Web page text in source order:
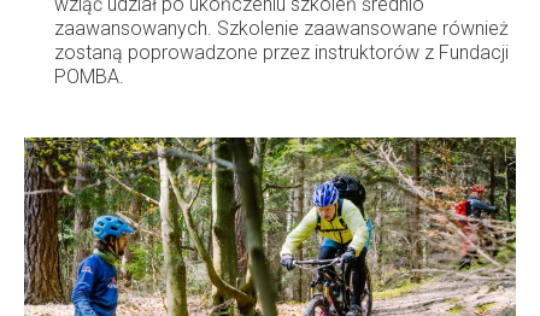
zaawansowanych. Szkolenie zaawansowane również
zostaną poprowadzone przez instruktorów z Fundacji
POMBA.